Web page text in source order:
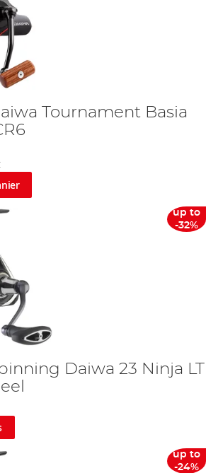
Tournament Basia
up to
-32%
Daiwa 23 Ninja LT
up to
-24%